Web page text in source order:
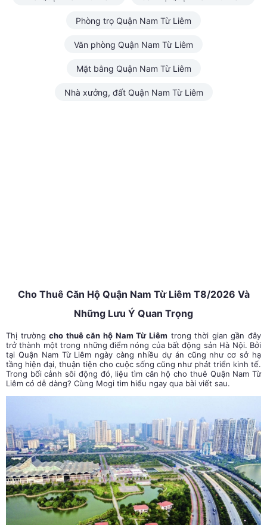
Phòng trọ Quận Nam Từ Liêm
Văn phòng Quận Nam Từ Liêm
Mặt bằng Quận Nam Từ Liêm
Nhà xưởng, đất Quận Nam Từ Liêm
Cho Thuê Căn Hộ Quận Nam Từ Liêm T8/2026 Và
Những Lưu Ý Quan Trọng
Thị trườngcho thuê căn hộ Nam Từ Liêm trong thời gian gần đây
trở thành một trong những điểm nóng của bất động sản Hà Nội. Bởi
tại Quận Nam Từ Liêm ngày càng nhiều dự án cũng như cơ sở hạ
tầng hiện đại, thuận tiện cho cuộc sống cũng như phát triển kinh tế.
Trong bối cảnh sôi động đó, liệu tìm căn hộ cho thuê Quận Nam Từ
Liêm có dễ dàng? Cùng Mogi tìm hiểu ngay qua bài viết sau.